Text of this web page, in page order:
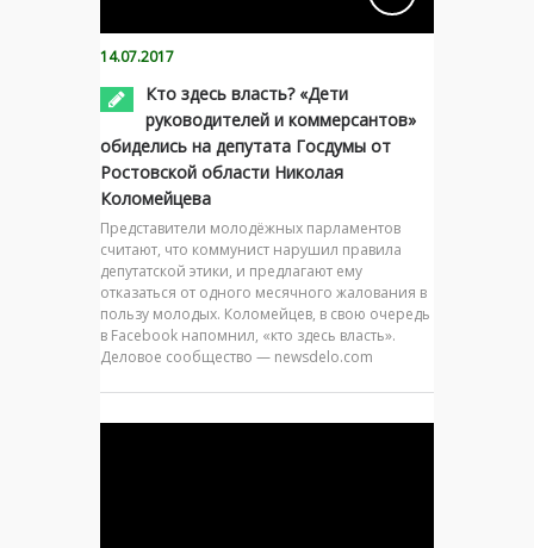
14.07.2017
Кто здесь власть? «Дети
руководителей и коммерсантов»
обиделись на депутата Госдумы от
Ростовской области Николая
Коломейцева
Представители молодёжных парламентов
считают, что коммунист нарушил правила
депутатской этики, и предлагают ему
отказаться от одного месячного жалования в
пользу молодых. Коломейцев, в свою очередь
в Facebook напомнил, «кто здесь власть».
Деловое сообщество — newsdelo.com